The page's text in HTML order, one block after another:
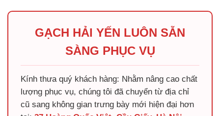
GẠCH HẢI YẾN LUÔN SẴN
SÀNG PHỤC VỤ
Kính thưa quý khách hàng: Nhằm nâng cao chất
lượng phục vụ, chúng tôi đã chuyển từ địa chỉ
cũ sang không gian trưng bày mới hiện đại hơn